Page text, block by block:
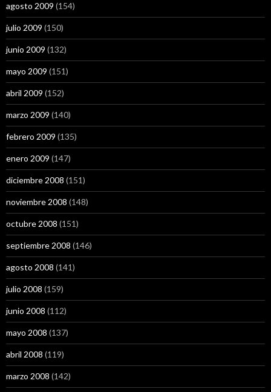
agosto 2009 (154)
julio 2009 (150)
junio 2009 (132)
mayo 2009 (151)
abril 2009 (152)
marzo 2009 (140)
febrero 2009 (135)
enero 2009 (147)
diciembre 2008 (151)
noviembre 2008 (148)
octubre 2008 (151)
septiembre 2008 (146)
agosto 2008 (141)
julio 2008 (159)
junio 2008 (112)
mayo 2008 (137)
abril 2008 (119)
marzo 2008 (142)